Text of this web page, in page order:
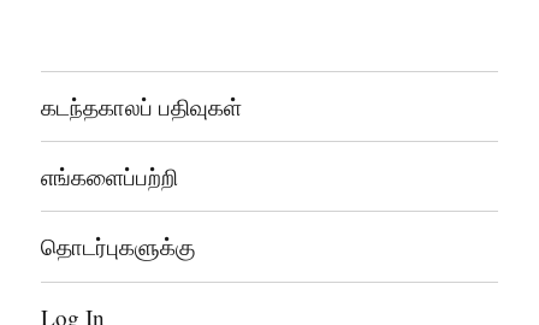
கடந்தகாலப் பதிவுகள்
எங்களைப்பற்றி
தொடர்புகளுக்கு
Log In